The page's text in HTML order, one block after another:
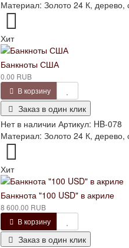
Материал: Золото 24 К, дерево,
Хит
Банкноты США
0.00 RUB
В корзину
Заказ в один клик
Нет в наличии Артикул: HB-078
Материал: Золото 24 К, дерево,
Хит
Банкнота "100 USD" в акриле
8 600.00 RUB
В корзину
Заказ в один клик